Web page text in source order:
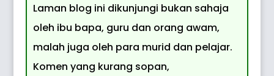
Laman blog ini dikunjungi bukan sahaja
oleh ibu bapa, guru dan orang awam,
malah juga oleh para murid dan pelajar.
Komen yang kurang sopan,